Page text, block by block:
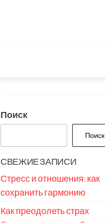
Поиск
Поиск
СВЕЖИЕ ЗАПИСИ
Стресс и отношения: как
сохранить гармонию
Как преодолеть страх